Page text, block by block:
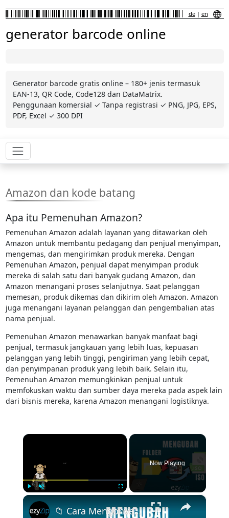
de| en
generator barcode online
Generator barcode gratis online – 180+ jenis termasuk
EAN-13, QR Code, Code128 dan DataMatrix.
Penggunaan komersial ✓ Tanpa registrasi ✓ PNG, JPG, EPS,
PDF, Excel ✓ 300 DPI
Amazon dan kode batang
Apa itu Pemenuhan Amazon?
Pemenuhan Amazon adalah layanan yang ditawarkan oleh
Amazon untuk membantu pedagang dan penjual menyimpan,
mengemas, dan mengirimkan produk mereka. Dengan
Pemenuhan Amazon, penjual dapat menyimpan produk
mereka di salah satu dari banyak gudang Amazon, dan
Amazon menangani proses selanjutnya. Saat pelanggan
memesan, produk dikemas dan dikirim oleh Amazon. Amazon
juga menangani layanan pelanggan dan pengembalian atas
nama penjual.
Pemenuhan Amazon menawarkan banyak manfaat bagi
penjual, termasuk jangkauan yang lebih luas, kepuasan
pelanggan yang lebih tinggi, pengiriman yang lebih cepat,
dan penyimpanan produk yang lebih baik. Selain itu,
Pemenuhan Amazon memungkinkan penjual untuk
memfokuskan waktu dan sumber daya mereka pada aspek lain
dari bisnis mereka, karena Amazon menangani logistiknya.
×
Now Playing
×
📁 Cara Mengonversi Folder ke ISO Online Gratis | Tanpa Instalasi Perangkat Lunak